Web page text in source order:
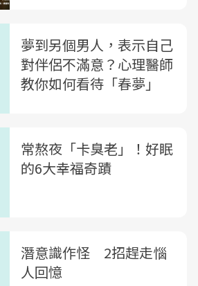
夢到另個男人，表示自己
對伴侶不滿意？心理醫師
教你如何看待「春夢」
常熬夜「卡臭老」！好眠
的6大幸福奇蹟
潛意識作怪 2招趕走惱
人回憶